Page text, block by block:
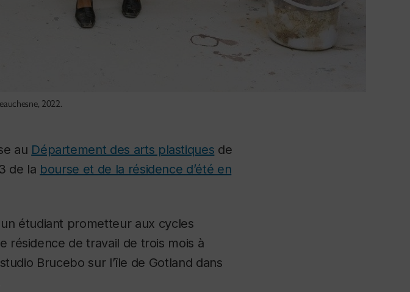
2022.
au Département des arts plastiques de
de la bourse et de la résidence d’été en
étudiant prometteur aux cycles
résidence de travail de trois mois à
Brucebo sur l’île de Gotland dans